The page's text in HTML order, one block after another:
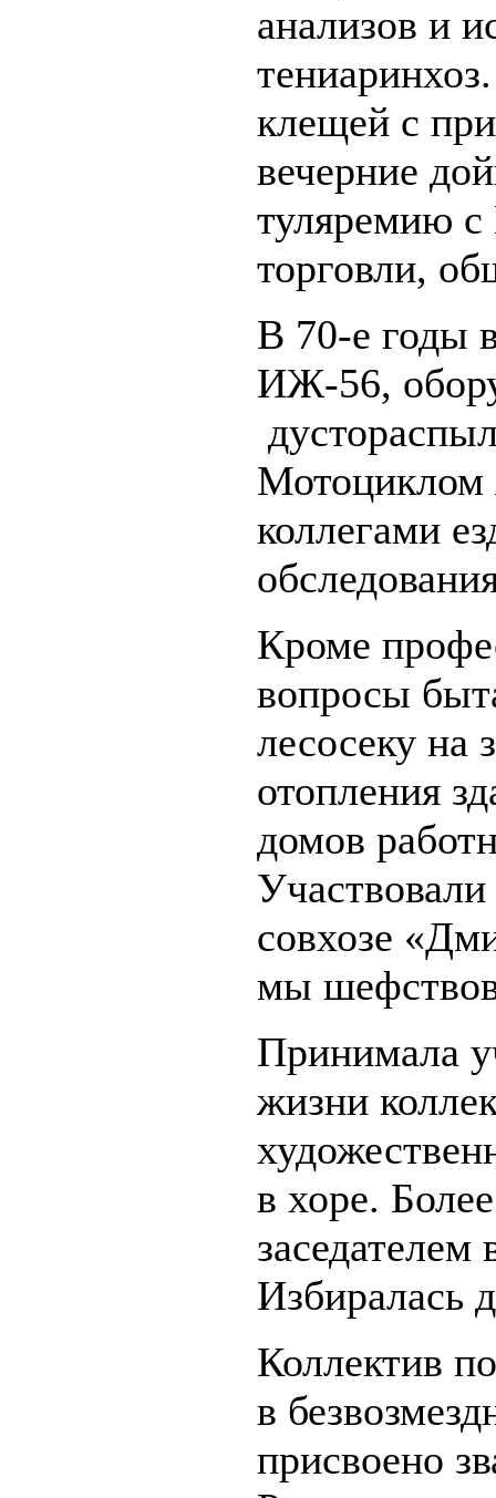
анализов и
клещей с
вечерние
туляремию
торговли,
В 70-е годы
ИЖ-56,
Мотоциклом
коллегами
Кроме
вопросы
лесосеку на
отопления
домов
совхозе
мы
Принимала
жизни
в хоре.
заседателем
Избиралась
Коллектив
в
присвоено